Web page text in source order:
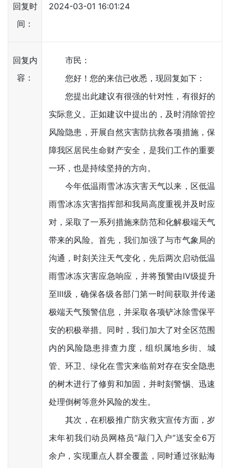
回复时
间：
2024-03-01 16:01:24
回复内
容：
市民：
您好！您的来信已收悉，现回复如下：
您提出此建议有很强的针对性，有很好的
实际意义。正如建议中提出的，及时消除管控
风险隐患，开展自然灾害防抗救各项措施，保
障我区居民生命财产安全，是我们工作的重要
一环，也是持续坚持的方向。
今年低温雨雪冰冻灾害天气以来，区低温
雨雪冰冻灾害指挥部和我局高度重视并及时应
对，采取了一系列措施来防范和化解极端天气
带来的风险。首先，我们加强了与市气象局的
沟通，时刻关注天气变化，先后两次启动低温
雨雪冰冻灾害应急响应，并将预警由Ⅳ级提升
至Ⅲ级，确保各级各部门第一时间获取并传递
极端天气预警信息，并采取各项铲冰除雪保平
安的积极举措。同时，我们加大了对全区范围
内的风险隐患排查力度，组织属地乡街、城
管、环卫、绿化在雪灾来临前对存在安全隐患
的树木进行了修剪和加固，并时刻警惕、迅速
处理倒树等意外风险的发生。
其次，在积极推广防灾救灾宣传方面，岁
末年初我们动员网格员“敲门入户”送安全6万
余户，实现重点人群全覆盖，同时通过张贴海